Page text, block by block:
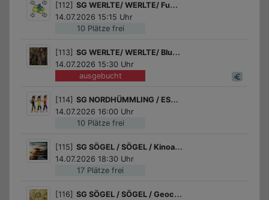
10 Plätze frei
[112] SG WERLTE/ WERLTE/ Fußball für Mädchen
14.07.2026 15:15 Uhr
ausgebucht
[113] SG WERLTE/ WERLTE/ Blumensträuße und –kränze binden und wickeln
14.07.2026 15:30 Uhr
10 Plätze frei
[114] SG NORDHÜMMLING / ESTERWEGEN / Tanz dich glücklich
14.07.2026 16:00 Uhr
17 Plätze frei
[115] SG SÖGEL / SÖGEL / Kinoabend "Drachenzähmen - leicht germacht" (Realverfilmung 2025)
14.07.2026 18:30 Uhr
[116] SG SÖGEL / SÖGEL / Geocaching - Mobile Schnitzeljagd